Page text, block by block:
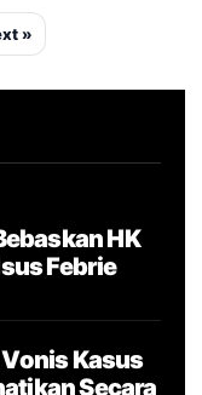
»
HK
Febrie
Kasus
Secara